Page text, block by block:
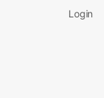
Login